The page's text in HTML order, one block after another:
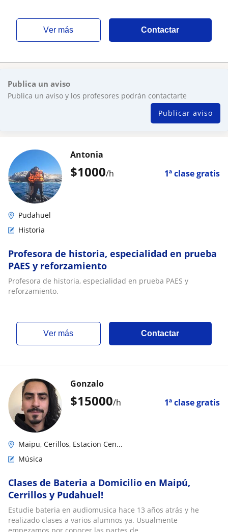
ver más Contactar
Publica un aviso
Publica un aviso y los profesores podrán contactarte
Publicar aviso
$1000/h 1ª clase gratis
Antonia
Pudahuel
Historia
Profesora de historia, especialidad en prueba
PAES y reforzamiento
Profesora de historia, especialidad en prueba PAES y
reforzamiento.
ver más Contactar
$15000/h 1ª clase gratis
Gonzalo
Maipu, Cerillos, Estacion Cen...
Música
Clases de Bateria a Domicilio en Maipú,
Cerrillos y Pudahuel!
Estudie bateria en audiomusica hace 13 años atrás y he
realizado clases a varios alumnos ya. Usualmente